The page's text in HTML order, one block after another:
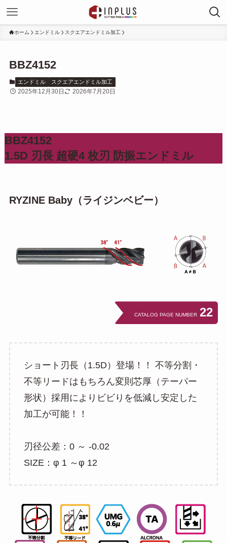
ホーム エンドミル スクエアエンドミル加工
BBZ4152
エンドミル スクエアエンドミル加工
2025年12月30日 2026年7月20日
BBZ4152
1.5D 刃長 超硬4 枚刃 防振エンドミル
RYZINE Baby（ライジンベビー）
CATALOG PAGE NUMBER 22
ショート刃長（1.5D）登場！！ 不等分割・
不等リードはもちろん変則芯厚（テーパー
形状）採用によりビビりを低減し安定した
加工が可能！！
刃径公差：0 ～ -0.02
SIZE：φ 1 ～φ 12